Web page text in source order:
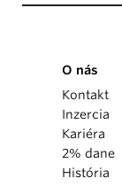
O nás
Kontakt
Inzercia
Kariéra
2% dane
História